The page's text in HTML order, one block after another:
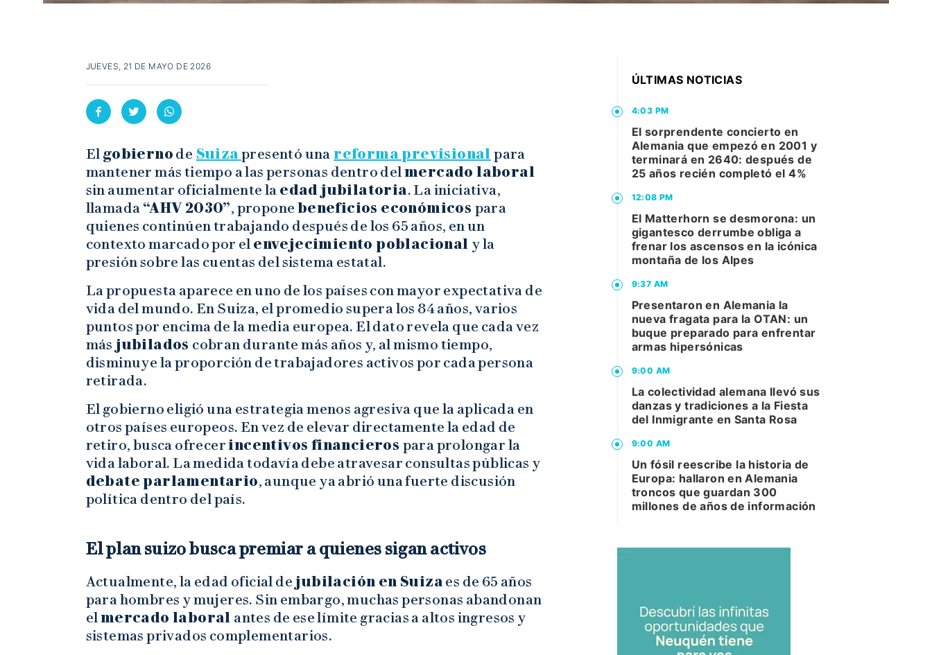
JUEVES, 21 DE MAYO DE 2026
El gobierno de Suizapresentó una reforma previsional para
mantener más tiempo a las personas dentro delmercado laboral
sin aumentar oficialmente la edad jubilatoria. La iniciativa,
llamada “AHV 2030”, propone beneficios económicos para
quienes continúen trabajando después de los 65 años, en un
contexto marcado por el envejecimiento poblacional y la
presión sobre las cuentas del sistema estatal.
La propuesta aparece en uno de los países con mayor expectativa de
vida del mundo. En Suiza, el promedio supera los 84 años, varios
puntos por encima de la media europea. El dato revela que cada vez
más jubilados cobran durante más años y, al mismo tiempo,
disminuye la proporción de trabajadores activos por cada persona
retirada.
El gobierno eligió una estrategia menos agresiva que la aplicada en
otros países europeos. En vez de elevar directamente la edad de
retiro, busca ofrecerincentivos financieros para prolongar la
vida laboral. La medida todavía debe atravesar consultas públicas y
debate parlamentario, aunque ya abrió una fuerte discusión
política dentro del país.
El plan suizo busca premiar a quienes sigan activos
Actualmente, la edad oficial de jubilación en Suizaes de 65 años
para hombres y mujeres. Sin embargo, muchas personas abandonan
elmercado laboral antes de ese límite gracias a altos ingresos y
sistemas privados complementarios.
ÚLTIMAS NOTICIAS
4:03 PM
El sorprendente concierto en
Alemania que empezó en 2001 y
terminará en 2640: después de
25 años recién completó el 4%
12:08 PM
El Matterhorn se desmorona: un
gigantesco derrumbe obliga a
frenar los ascensos en la icónica
montaña de los Alpes
9:37 AM
Presentaron en Alemania la
nueva fragata para la OTAN: un
buque preparado para enfrentar
armas hipersónicas
9:00 AM
La colectividad alemana llevó sus
danzas y tradiciones a la Fiesta
del Inmigrante en Santa Rosa
9:00 AM
Un fósil reescribe la historia de
Europa: hallaron en Alemania
troncos que guardan 300
millones de años de información